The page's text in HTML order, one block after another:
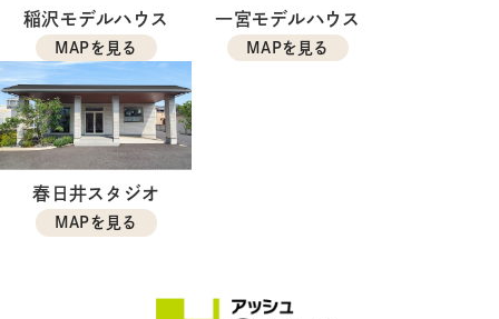
稲沢モデルハウス
MAPを見る
一宮モデルハウス
MAPを見る
春日井スタジオ
MAPを見る